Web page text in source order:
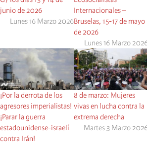
junio de 2026
Lunes 16 Marzo 2026
Internacionales –
Bruselas, 15-17 de mayo
de 2026
Lunes 16 Marzo
¡Por la derrota de los
agresores imperialistas!
¡Parar la guerra
estadounidense-israelí
contra Irán!
8 de marzo: Mujeres
vivas en lucha contra la
extrema derecha
Martes 3 Marzo